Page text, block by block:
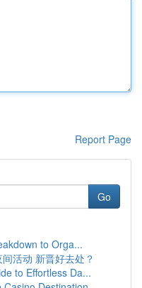
Report Page
Go
to Orga...
活动 新晋好去处？
to Effortless Da...